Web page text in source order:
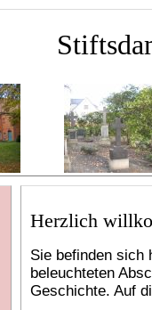
Herzlich
Sie befinden sich
beleuchteten
Geschichte. Auf